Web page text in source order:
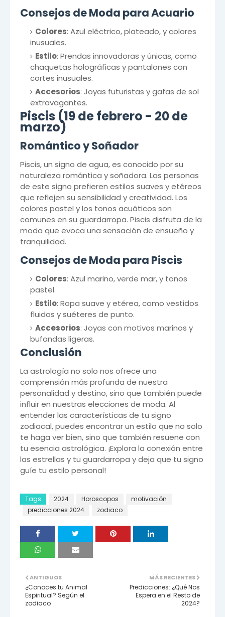
Consejos de Moda para Acuario
Colores: Azul eléctrico, plateado, y colores
inusuales.
Estilo: Prendas innovadoras y únicas, como
chaquetas holográficas y pantalones con
cortes inusuales.
Accesorios: Joyas futuristas y gafas de sol
extravagantes.
Piscis (19 de febrero - 20 de
marzo)
Romántico y Soñador
Piscis, un signo de agua, es conocido por su
naturaleza romántica y soñadora. Las personas
de este signo prefieren estilos suaves y etéreos
que reflejen su sensibilidad y creatividad. Los
colores pastel y los tonos acuáticos son
comunes en su guardarropa. Piscis disfruta de la
moda que evoca una sensación de ensueño y
tranquilidad.
Consejos de Moda para Piscis
Colores: Azul marino, verde mar, y tonos
pastel.
Estilo: Ropa suave y etérea, como vestidos
fluidos y suéteres de punto.
Accesorios: Joyas con motivos marinos y
bufandas ligeras.
Conclusión
La astrología no solo nos ofrece una
comprensión más profunda de nuestra
personalidad y destino, sino que también puede
influir en nuestras elecciones de moda. Al
entender las características de tu signo
zodiacal, puedes encontrar un estilo que no solo
te haga ver bien, sino que también resuene con
tu esencia astrológica. ¡Explora la conexión entre
las estrellas y tu guardarropa y deja que tu signo
guíe tu estilo personal!
Tags 2024 Horoscopos
motivación
predicciones 2024
zodiaco
MÁS RECIENTES
Predicciones: ¿Qué Nos
Espera en el Resto de
2024?
ANTIGUOS
¿Conoces tu Animal
Espiritual? Según el
zodiaco